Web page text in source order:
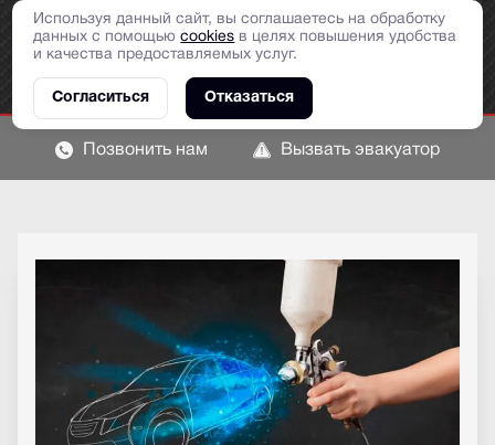
Позвонить нам Вызвать эвакуатор
Используя данный сайт, вы соглашаетесь на обработку
данных с помощьюcookies в целях повышения удобства
и качества предоставляемых услуг.
Согласиться Отказаться